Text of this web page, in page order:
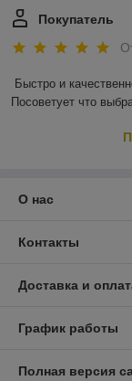
Покупатель
Быстро и
Посоветует что
О нас
Контакты
Доставка и
График работы
Полная версия